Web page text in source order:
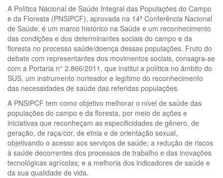
A Política Nacional de Saúde Integral das Populações do Campo
e da Floresta (PNSIPCF), aprovada na 14ª Conferência Nacional
de Saúde, é um marco histórico na Saúde e um reconhecimento
das condições e dos determinantes sociais do campo e da
floresta no processo saúde/doença dessas populações. Fruto do
debate com representantes dos movimentos sociais, consagra-se
com a Portaria n° 2.866/2011, que institui a política no âmbito do
SUS, um instrumento norteador e legítimo do reconhecimento
das necessidades de saúde das referidas populações.
A PNSIPCF tem como objetivo melhorar o nível de saúde das
populações do campo e da floresta, por meio de ações e
iniciativas que reconheçam as especificidades de gênero, de
geração, de raça/cor, de etnia e de orientação sexual,
objetivando o acesso aos serviços de saúde; a redução de riscos
à saúde decorrentes dos processos de trabalho e das inovações
tecnológicas agrícolas; e a melhoria dos indicadores de saúde e
da sua qualidade de vida.